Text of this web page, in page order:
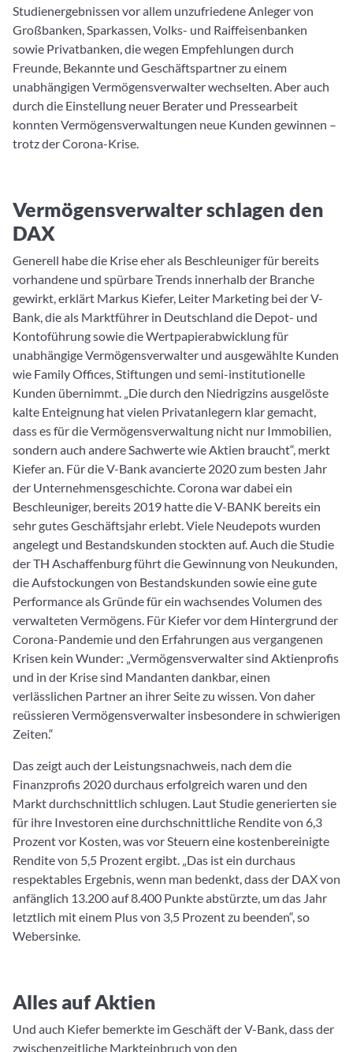
Studienergebnissen vor allem unzufriedene Anleger von
Großbanken, Sparkassen, Volks- und Raiffeisenbanken
sowie Privatbanken, die wegen Empfehlungen durch
Freunde, Bekannte und Geschäftspartner zu einem
unabhängigen Vermögensverwalter wechselten. Aber auch
durch die Einstellung neuer Berater und Pressearbeit
konnten Vermögensverwaltungen neue Kunden gewinnen –
trotz der Corona-Krise.
Vermögensverwalter schlagen den
DAX
Generell habe die Krise eher als Beschleuniger für bereits
vorhandene und spürbare Trends innerhalb der Branche
gewirkt, erklärt Markus Kiefer, Leiter Marketing bei der V-
Bank, die als Marktführer in Deutschland die Depot- und
Kontoführung sowie die Wertpapierabwicklung für
unabhängige Vermögensverwalter und ausgewählte Kunden
wie Family Offices, Stiftungen und semi-institutionelle
Kunden übernimmt. „Die durch den Niedrigzins ausgelöste
kalte Enteignung hat vielen Privatanlegern klar gemacht,
dass es für die Vermögensverwaltung nicht nur Immobilien,
sondern auch andere Sachwerte wie Aktien braucht“, merkt
Kiefer an. Für die V-Bank avancierte 2020 zum besten Jahr
der Unternehmensgeschichte. Corona war dabei ein
Beschleuniger, bereits 2019 hatte die V-BANK bereits ein
sehr gutes Geschäftsjahr erlebt. Viele Neudepots wurden
angelegt und Bestandskunden stockten auf. Auch die Studie
der TH Aschaffenburg führt die Gewinnung von Neukunden,
die Aufstockungen von Bestandskunden sowie eine gute
Performance als Gründe für ein wachsendes Volumen des
verwalteten Vermögens. Für Kiefer vor dem Hintergrund der
Corona-Pandemie und den Erfahrungen aus vergangenen
Krisen kein Wunder: „Vermögensverwalter sind Aktienprofis
und in der Krise sind Mandanten dankbar, einen
verlässlichen Partner an ihrer Seite zu wissen. Von daher
reüssieren Vermögensverwalter insbesondere in schwierigen
Zeiten.“
Das zeigt auch der Leistungsnachweis, nach dem die
Finanzprofis 2020 durchaus erfolgreich waren und den
Markt durchschnittlich schlugen. Laut Studie generierten sie
für ihre Investoren eine durchschnittliche Rendite von 6,3
Prozent vor Kosten, was vor Steuern eine kostenbereinigte
Rendite von 5,5 Prozent ergibt. „Das ist ein durchaus
respektables Ergebnis, wenn man bedenkt, dass der DAX von
anfänglich 13.200 auf 8.400 Punkte abstürzte, um das Jahr
letztlich mit einem Plus von 3,5 Prozent zu beenden“, so
Webersinke.
Alles auf Aktien
Und auch Kiefer bemerkte im Geschäft der V-Bank, dass der
zwischenzeitliche Markteinbruch von den